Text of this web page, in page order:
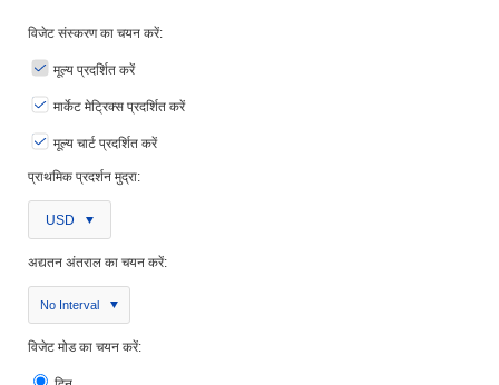
विजेट संस्करण का चयन करें:
मूल्य प्रदर्शित करें
मार्केट मेट्रिक्स प्रदर्शित करें
मूल्य चार्ट प्रदर्शित करें
प्राथमिक प्रदर्शन मुद्रा:
USD
अद्यतन अंतराल का चयन करें:
No Interval
विजेट मोड का चयन करें: